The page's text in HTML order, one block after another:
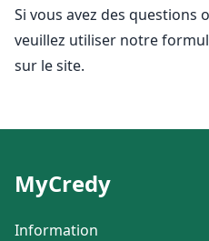
Si vous avez des questions
veuillez utiliser notre
sur le site.
MyCredy
Information